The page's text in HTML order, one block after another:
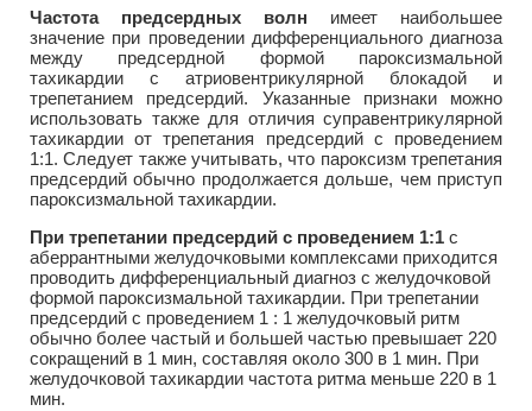
Частота предсердных волн имеет наибольшее
значение при проведении дифференциального диагноза
между предсердной формой пароксизмальной
тахикардии с атриовентрикулярной блокадой и
трепетанием предсердий. Указанные признаки можно
использовать также для отличия суправентрикулярной
тахикардии от трепетания предсердий с проведением
1:1. Следует также учитывать, что пароксизм трепетания
предсердий обычно продолжается дольше, чем приступ
пароксизмальной тахикардии.
При трепетании предсердий с проведением 1:1 с
аберрантными желудочковыми комплексами приходится
проводить дифференциальный диагноз с желудочковой
формой пароксизмальной тахикардии. При трепетании
предсердий с проведением 1 : 1 желудочковый ритм
обычно более частый и большей частью превышает 220
сокращений в 1 мин, составляя около 300 в 1 мин. При
желудочковой тахикардии частота ритма меньше 220 в 1
мин.